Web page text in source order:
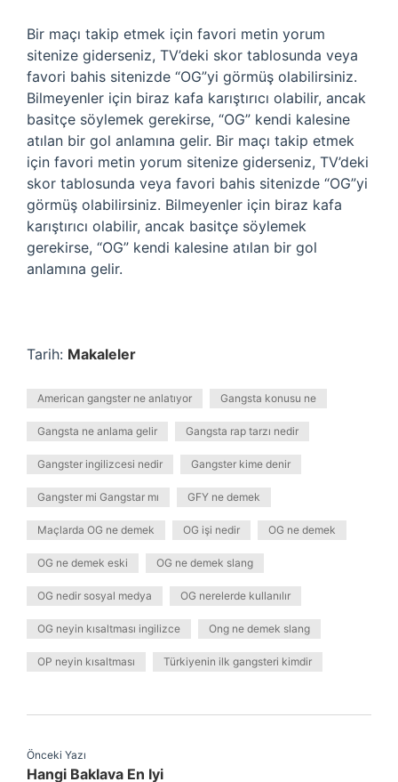
Bir maçı takip etmek için favori metin yorum
sitenize giderseniz, TV’deki skor tablosunda veya
favori bahis sitenizde “OG”yi görmüş olabilirsiniz.
Bilmeyenler için biraz kafa karıştırıcı olabilir, ancak
basitçe söylemek gerekirse, “OG” kendi kalesine
atılan bir gol anlamına gelir. Bir maçı takip etmek
için favori metin yorum sitenize giderseniz, TV’deki
skor tablosunda veya favori bahis sitenizde “OG”yi
görmüş olabilirsiniz. Bilmeyenler için biraz kafa
karıştırıcı olabilir, ancak basitçe söylemek
gerekirse, “OG” kendi kalesine atılan bir gol
anlamına gelir.
Tarih: Makaleler
American gangster ne anlatıyor Gangsta konusu ne
Gangsta ne anlama gelir Gangsta rap tarzı nedir
Gangster ingilizcesi nedir Gangster kime denir
Gangster mi Gangstar mı GFY ne demek
Maçlarda OG ne demek OG işi nedir OG ne demek
OG ne demek eski OG ne demek slang
OG nedir sosyal medya OG nerelerde kullanılır
OG neyin kısaltması ingilizce Ong ne demek slang
OP neyin kısaltması Türkiyenin ilk gangsteri kimdir
Önceki Yazı
Hangi Baklava En Iyi